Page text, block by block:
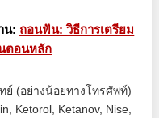
น: ถอนฟัน: วิธีการเตรียม
ตอนหลัก
ย์ (อย่างน้อยทางโทรศัพท์)
Ketorol, Ketanov, Nise,